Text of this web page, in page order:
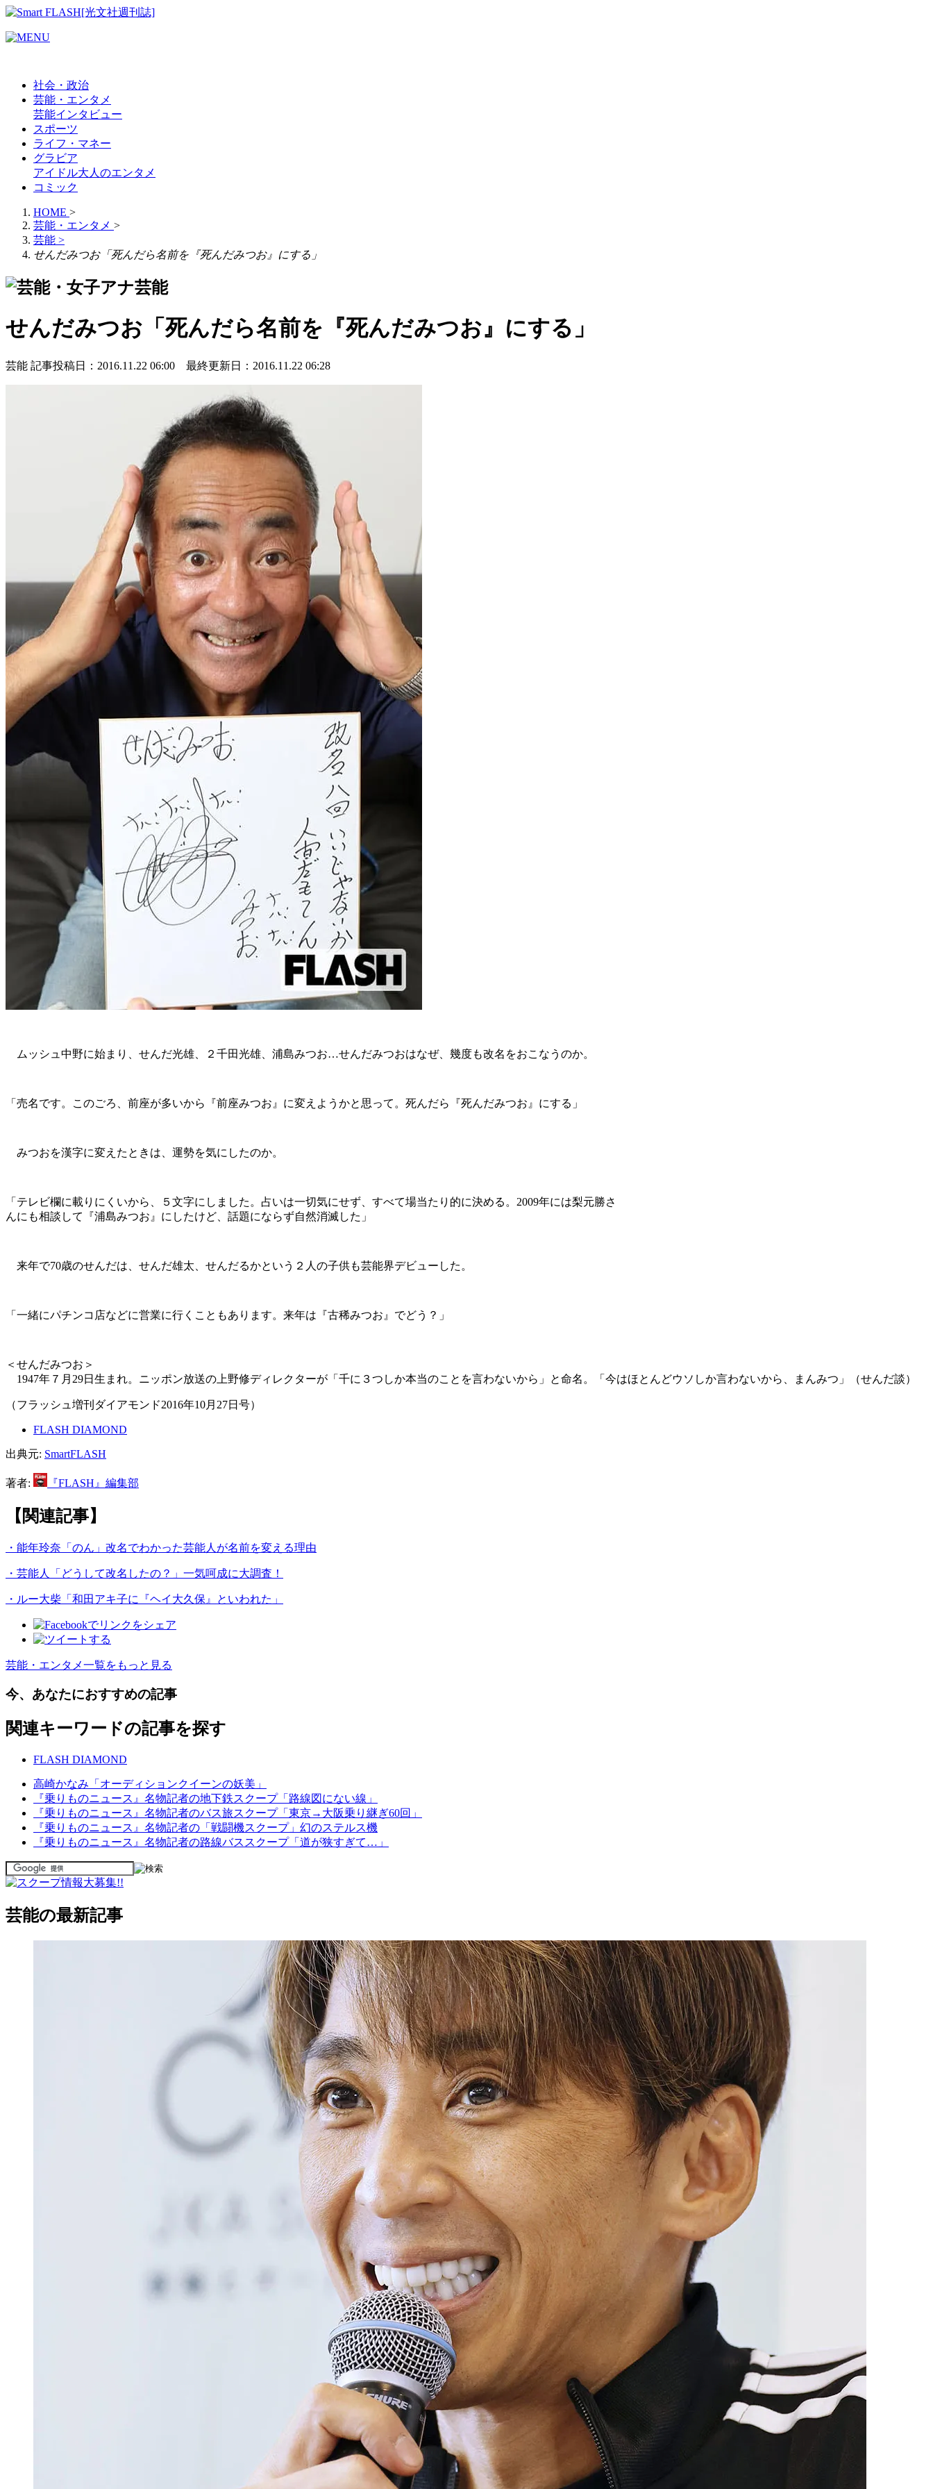
社会・政治
芸能・エンタメ
芸能インタビュー
スポーツ
ライフ・マネー
グラビア
アイドル大人のエンタメ
コミック
HOME >
芸能・エンタメ >
芸能 >
せんだみつお「死んだら名前を『死んだみつお』にする」
芸能
せんだみつお「死んだら名前を『死んだみつお』にする」
芸能 記事投稿日：2016.11.22 06:00 最終更新日：2016.11.22 06:28
ムッシュ中野に始まり、せんだ光雄、２千田光雄、浦島みつお…せんだみつおはなぜ、幾度も改名をおこなうのか。
「売名です。このごろ、前座が多いから『前座みつお』に変えようかと思って。死んだら『死んだみつお』にする」
みつおを漢字に変えたときは、運勢を気にしたのか。
「テレビ欄に載りにくいから、５文字にしました。占いは一切気にせず、すべて場当たり的に決める。2009年には梨元勝さ
んにも相談して『浦島みつお』にしたけど、話題にならず自然消滅した」
来年で70歳のせんだは、せんだ雄太、せんだるかという２人の子供も芸能界デビューした。
「一緒にパチンコ店などに営業に行くこともあります。来年は『古稀みつお』でどう？」
＜せんだみつお＞
1947年７月29日生まれ。ニッポン放送の上野修ディレクターが「千に３つしか本当のことを言わないから」と命名。「今はほとんどウソしか言わないから、まんみつ」（せんだ談）
（フラッシュ増刊ダイアモンド2016年10月27日号）
FLASH DIAMOND
出典元: SmartFLASH
著者: 『FLASH』編集部
【関連記事】
・能年玲奈「のん」改名でわかった芸能人が名前を変える理由
・芸能人「どうして改名したの？」一気呵成に大調査！
・ルー大柴「和田アキ子に『ヘイ大久保』といわれた」
芸能・エンタメ一覧をもっと見る
今、あなたにおすすめの記事
関連キーワードの記事を探す
FLASH DIAMOND
高崎かなみ「オーディションクイーンの妖美」
『乗りものニュース』名物記者の地下鉄スクープ「路線図にない線」
『乗りものニュース』名物記者のバス旅スクープ「東京→大阪乗り継ぎ60回」
『乗りものニュース』名物記者の「戦闘機スクープ」幻のステルス機
『乗りものニュース』名物記者の路線バススクープ「道が狭すぎて…」
芸能の最新記事